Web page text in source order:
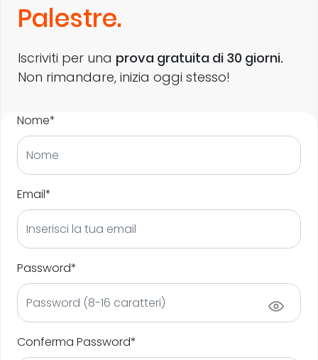
Palestre.
Iscriviti per una prova gratuita di 30 giorni.
Non rimandare, inizia oggi stesso!
Nome*
Email*
Password*
Conferma Password*